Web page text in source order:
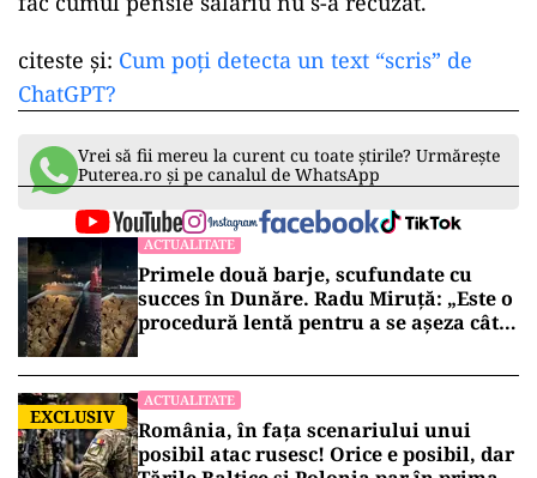
citeste și: Cum poți detecta un text “scris” de
ChatGPT?
Vrei să fii mereu la curent cu toate știrile? Urmărește
Puterea.ro și pe canalul de WhatsApp
ACTUALITATE
Primele două barje, scufundate cu
succes în Dunăre. Radu Miruță: „Este o
procedură lentă pentru a se așeza cât
EXCLUSIV
ACTUALITATE
România, în fața scenariului unui
posibil atac rusesc! Orice e posibil, dar